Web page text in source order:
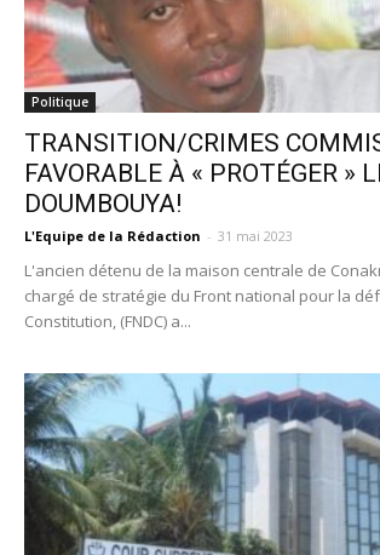
Politique
TRANSITION/CRIMES
FAVORABLE À « PROTÉGER »
DOUMBOUYA!
L'Equipe de la Rédaction - 31 mai 2023
L'ancien détenu de la maison centrale de
chargé de stratégie du Front national pour la
Constitution, (FNDC) a...